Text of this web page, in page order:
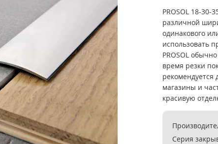
PROSOL 18-
различной
одинакового
использовать
PROSOL
время резки
магазины и
красивую
Серия